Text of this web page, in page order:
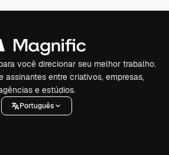
você direcionar seu melhor trabalho.
assinantes entre criativos, empresas,
e estúdios.
Português